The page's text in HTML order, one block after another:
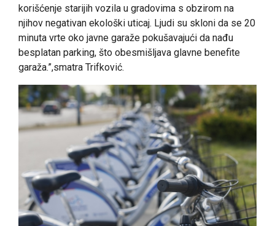
korišćenje starijih vozila u gradovima s obzirom na
njihov negativan ekološki uticaj. Ljudi su skloni da se 20
minuta vrte oko javne garaže pokušavajući da nađu
besplatan parking, što obesmišljava glavne benefite
garaža.”,smatra Trifković.